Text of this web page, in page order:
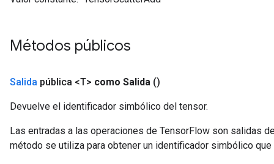
Métodos públicos
Salida pública <T> como Salida ()
Devuelve el identificador simbólico del tensor.
Las entradas a las operaciones de TensorFlow son salidas
método se utiliza para obtener un identificador simbólico